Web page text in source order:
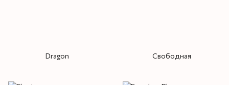
Dragon Свободная